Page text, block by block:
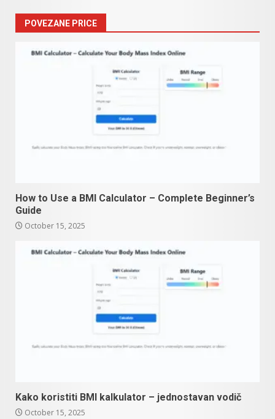
POVEZANE PRICE
How to Use a BMI Calculator – Complete Beginner’s
Guide
October 15, 2025
Kako koristiti BMI kalkulator – jednostavan vodič
October 15, 2025